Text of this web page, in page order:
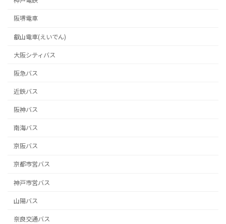
阪堺電車
叡山電車(えいでん)
大阪シティバス
阪急バス
近鉄バス
阪神バス
南海バス
京阪バス
京都市営バス
神戸市営バス
山陽バス
奈良交通バス